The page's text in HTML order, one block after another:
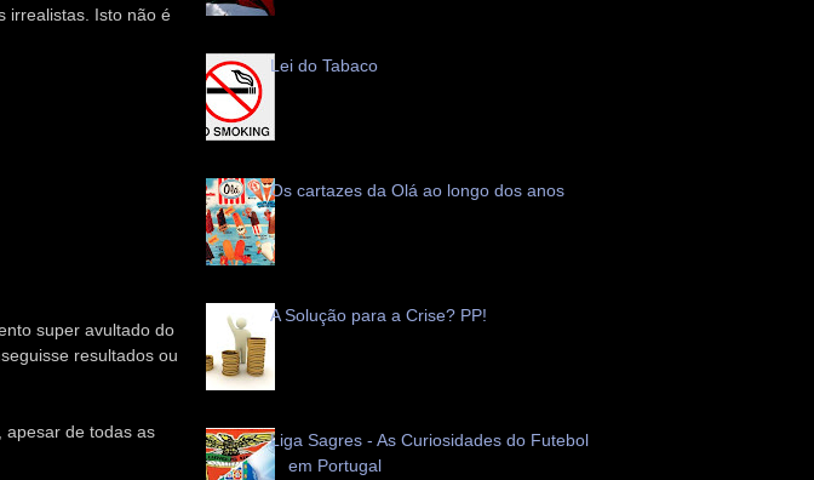
irrealistas. Isto não é
super avultado do
resultados ou
apesar de todas as
Lei do Tabaco
Os cartazes da Olá ao longo dos anos
A Solução para a Crise? PP!
Liga Sagres - As Curiosidades do Futebol
em Portugal